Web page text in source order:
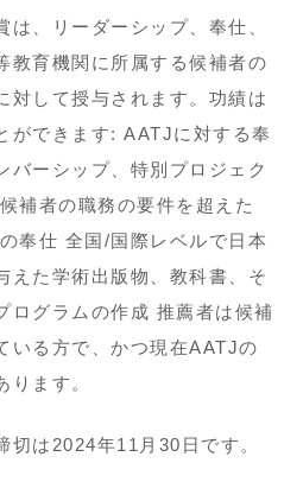
は、リーダーシップ、奉仕、
教育機関に所属する候補者の
対して授与されます。功績は
ができます: AATJに対する奉
バーシップ、特別プロジェク
補者の職務の要件を超えた
奉仕 全国/国際レベルで日本
えた学術出版物、教科書、そ
ログラムの作成 推薦者は候補
いる方で、かつ現在AATJの
ります。
切は2024年11月30日です。